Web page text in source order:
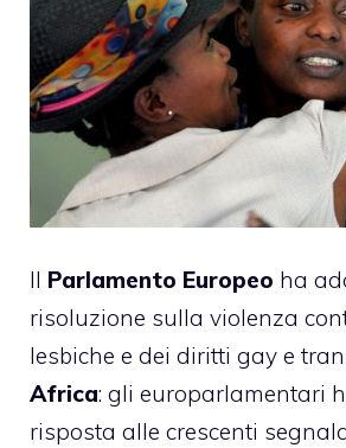
Il Parlamento Europeo ha
risoluzione sulla violenza
lesbiche e dei diritti gay e
Africa: gli europarlamentari
risposta alle crescenti